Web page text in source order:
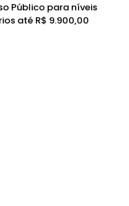
Público para níveis
até R$ 9.900,00